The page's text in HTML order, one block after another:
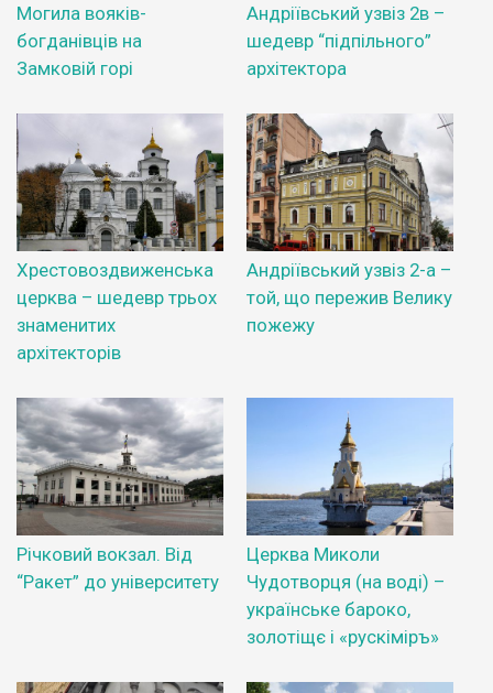
Могила вояків-
богданівців на
Замковій горі
Андріївський узвіз 2в –
шедевр “підпільного”
архітектора
Хрестовоздвиженська
церква – шедевр трьох
знаменитих
архітекторів
Андріївський узвіз 2-а –
той, що пережив Велику
пожежу
Річковий вокзал. Від
“Ракет” до університету
Церква Миколи
Чудотворця (на воді) –
українське бароко,
золотіщє і «рускіміръ»